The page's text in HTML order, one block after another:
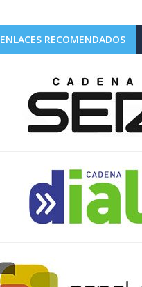
ENLACES RECOMENDADOS